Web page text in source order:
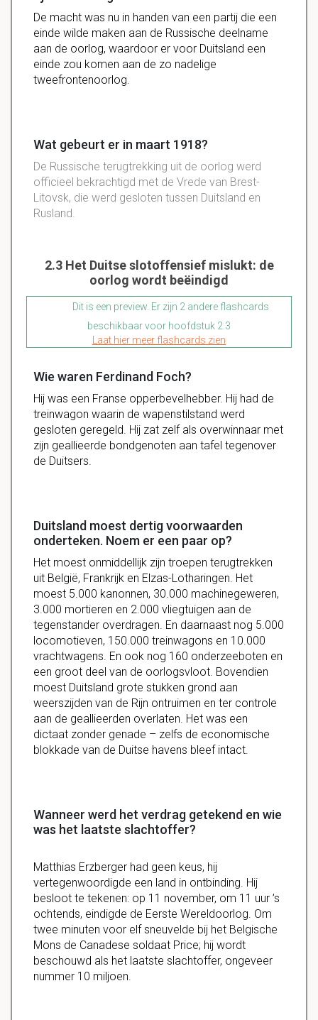
De macht was nu in handen van een partij die een
einde wilde maken aan de Russische deelname
aan de oorlog, waardoor er voor Duitsland een
einde zou komen aan de zo nadelige
tweefrontenoorlog.
Wat gebeurt er in maart 1918?
De Russische terugtrekking uit de oorlog werd
officieel bekrachtigd met de Vrede van Brest-
Litovsk, die werd gesloten tussen Duitsland en
Rusland.
2.3 Het Duitse slotoffensief mislukt: de
oorlog wordt beëindigd
Dit is een preview. Er zijn 2 andere flashcards
beschikbaar voor hoofdstuk 2.3
Laat hier meer flashcards zien
Wie waren Ferdinand Foch?
Hij was een Franse opperbevelhebber. Hij had de
treinwagon waarin de wapenstilstand werd
gesloten geregeld. Hij zat zelf als overwinnaar met
zijn geallieerde bondgenoten aan tafel tegenover
de Duitsers.
Duitsland moest dertig voorwaarden
onderteken. Noem er een paar op?
Het moest onmiddellijk zijn troepen terugtrekken
uit België, Frankrijk en Elzas-Lotharingen. Het
moest 5.000 kanonnen, 30.000 machinegeweren,
3.000 mortieren en 2.000 vliegtuigen aan de
tegenstander overdragen. En daarnaast nog 5.000
locomotieven, 150.000 treinwagons en 10.000
vrachtwagens. En ook nog 160 onderzeeboten en
een groot deel van de oorlogsvloot. Bovendien
moest Duitsland grote stukken grond aan
weerszijden van de Rijn ontruimen en ter controle
aan de geallieerden overlaten. Het was een
dictaat zonder genade – zelfs de economische
blokkade van de Duitse havens bleef intact.
Wanneer werd het verdrag getekend en wie
was het laatste slachtoffer?
Matthias Erzberger had geen keus, hij
vertegenwoordigde een land in ontbinding. Hij
besloot te tekenen: op 11 november, om 11 uur ’s
ochtends, eindigde de Eerste Wereldoorlog. Om
twee minuten voor elf sneuvelde bij het Belgische
Mons de Canadese soldaat Price; hij wordt
beschouwd als het laatste slachtoffer, ongeveer
nummer 10 miljoen.